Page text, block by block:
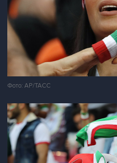
Фото: AP/ТАСС